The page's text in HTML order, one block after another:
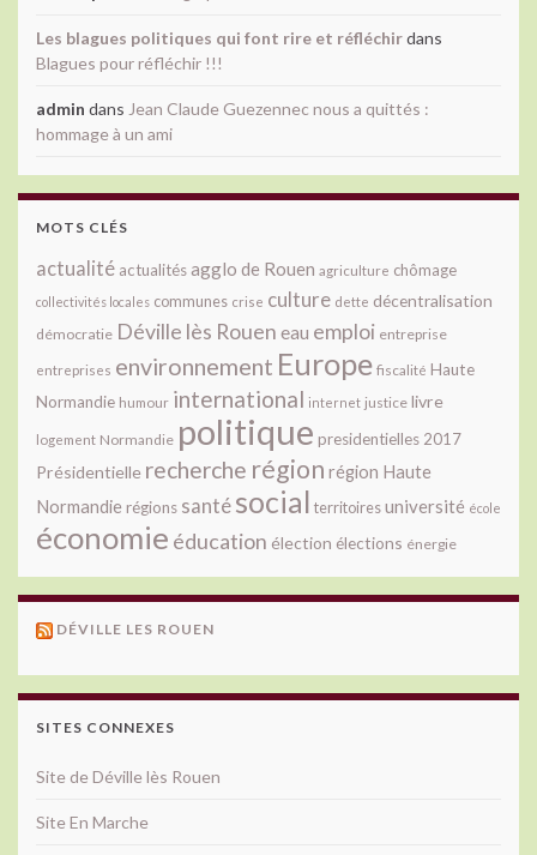
Les blagues politiques qui font rire et réfléchirdans
Blagues pour réfléchir !!!
admin dans Jean Claude Guezennec nous a quittés :
hommage à un ami
MOTS CLÉS
actualité actualitésagglo de Rouen agriculture chômage
collectivités locales communes crise culture dette décentralisation
démocratie Déville lès Rouen eau emploi entreprise
entreprises environnement Europe fiscalité Haute
Normandie humour international internet justice livre
logement Normandie politique presidentielles 2017
Présidentielle recherche région région Haute
Normandie régions santésocial territoiresuniversité école
économie éducation élection élections énergie
DÉVILLE LES ROUEN
SITES CONNEXES
Site de Déville lès Rouen
Site En Marche